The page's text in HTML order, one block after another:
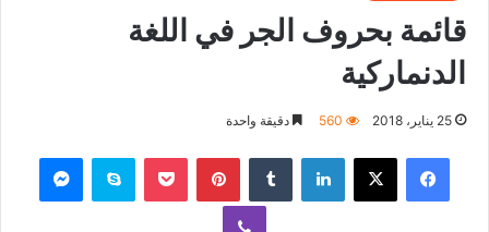
قائمة بحروف الجر في اللغة
الدنماركية
25 يناير، 2018 560 دقيقة واحدة
فيسبوك لينكدإن بينتيريست سكايب
ڤايبر